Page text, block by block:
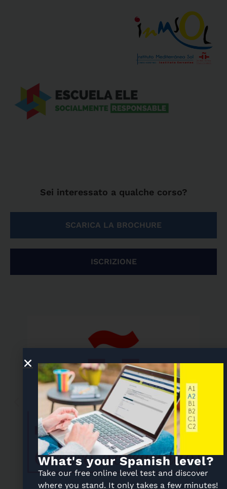
Sei interessato a qualche corso?
SCARICA LA BROCHURE
ISCRIZIONE
What's your Spanish level?
Take our free online level test and discover
where you stand. It only takes a few minutes!